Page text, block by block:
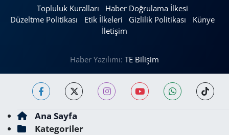
Topluluk Kuralları
Haber Doğrulama İlkesi
Düzeltme Politikası
Etik İlkeleri Gizlilik Politikası
Künye
İletişim
Haber Yazılımı: TE Bilişim
Ana Sayfa
Kategoriler